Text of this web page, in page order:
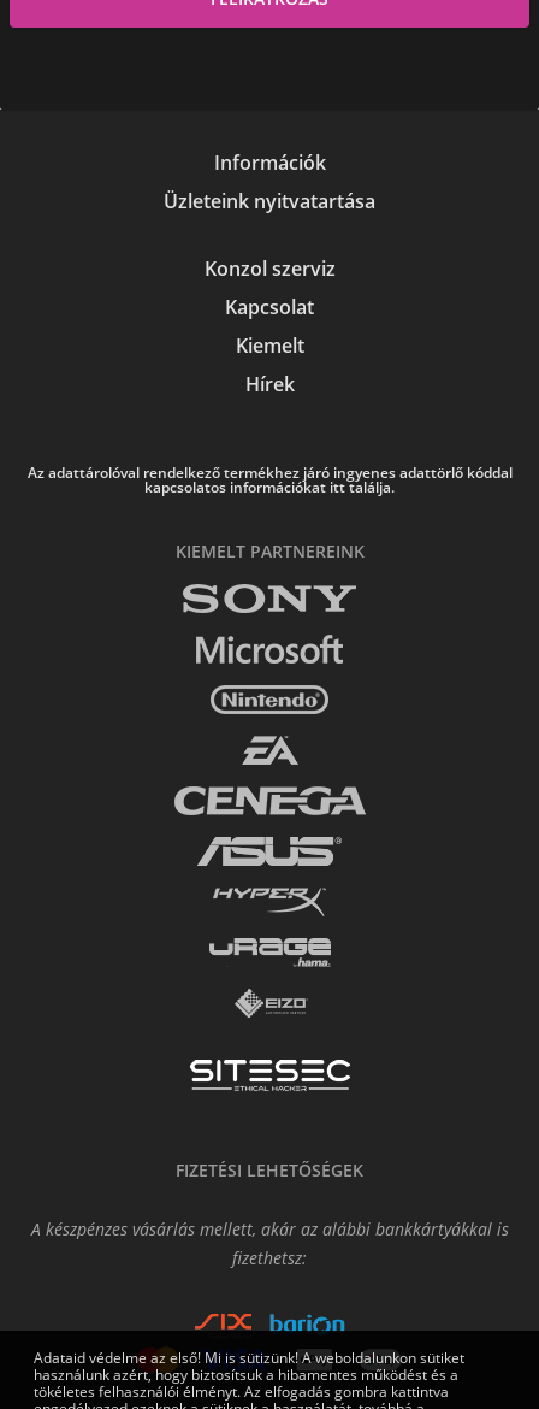
Információk
Üzleteink nyitvatartása
Konzol szerviz
Kapcsolat
Kiemelt
Hírek
Az adattárolóval rendelkező termékhez járó ingyenes adattörlő kóddal
kapcsolatos információkat itt találja.
KIEMELT PARTNEREINK
FIZETÉSI LEHETŐSÉGEK
A készpénzes vásárlás mellett, akár az alábbi bankkártyákkal is
fizethetsz:
Adataid védelme az első! Mi is sütizünk! A weboldalunkon sütiket
használunk azért, hogy biztosítsuk a hibamentes működést és a
tökéletes felhasználói élményt. Az elfogadás gombra kattintva